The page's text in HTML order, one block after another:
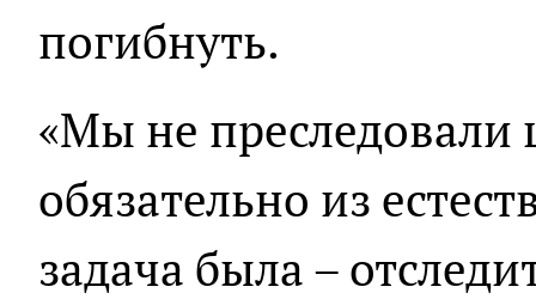
погибнуть.
«Мы не преследовали
обязательно из
задача была –